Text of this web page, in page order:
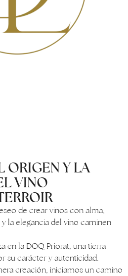
ORIGEN Y LA
VINO
de crear vinos con alma,
la elegancia del vino caminen
en la DOQ Priorat, una tierra
su carácter y autenticidad.
creación, iniciamos un camino